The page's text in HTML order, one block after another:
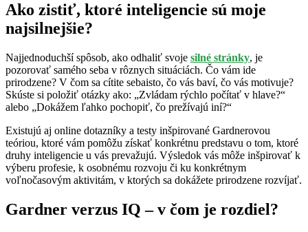
Ako zistiť, ktoré inteligencie sú moje
najsilnejšie?
Najjednoduchší spôsob, ako odhaliť svoje silné stránky, je
pozorovať samého seba v rôznych situáciách. Čo vám ide
prirodzene? V čom sa cítite sebaisto, čo vás baví, čo vás motivuje?
Skúste si položiť otázky ako: „Zvládam rýchlo počítať v hlave?“
alebo „Dokážem ľahko pochopiť, čo prežívajú iní?“
Existujú aj online dotazníky a testy inšpirované Gardnerovou
teóriou, ktoré vám pomôžu získať konkrétnu predstavu o tom, ktoré
druhy inteligencie u vás prevažujú. Výsledok vás môže inšpirovať k
výberu profesie, k osobnému rozvoju či ku konkrétnym
voľnočasovým aktivitám, v ktorých sa dokážete prirodzene rozvíjať.
Gardner verzus IQ – v čom je rozdiel?